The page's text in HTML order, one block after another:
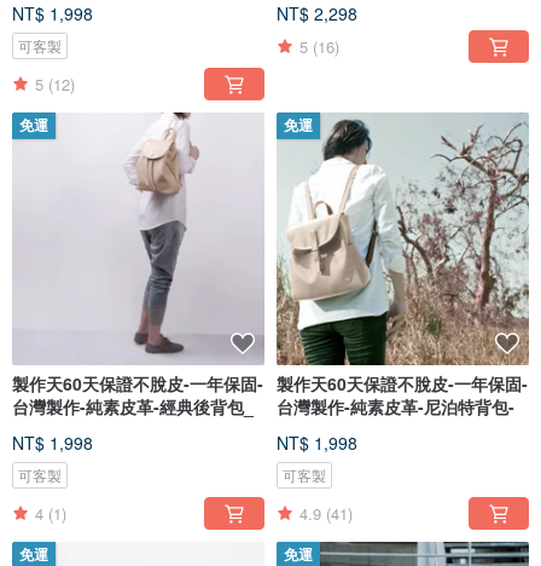
NT$ 1,998
可客製
5 (12)
NT$ 2,298
5 (16)
免運
製作天60天保證不脫皮-一年保固-
台灣製作-純素皮革-經典後背包_
NT$ 1,998
可客製
4 (1)
免運
製作天60天保證不脫皮-一年保固-
台灣製作-純素皮革-尼泊特背包-
NT$ 1,998
可客製
4.9 (41)
免運 免運